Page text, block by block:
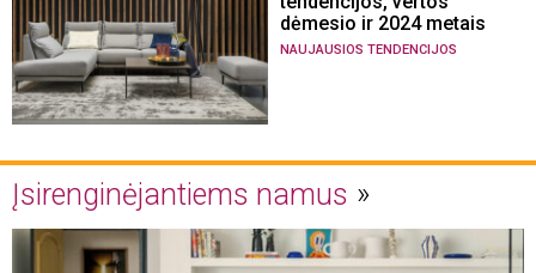
dėmesio ir 2024 metais
NAUJAUSIOS TENDENCIJOS
Įsirenginėjantiems namus